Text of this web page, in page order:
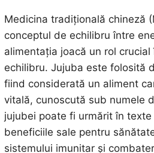
Medicina tradițională chineză
conceptul de echilibru între
alimentația joacă un rol
echilibru. Jujuba este folosită
fiind considerată un aliment
vitală, cunoscută sub numele
jujubei poate fi urmărit în
beneficiile sale pentru
sistemului imunitar și